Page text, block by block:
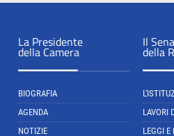
La Presidente
della Camera
BIOGRAFIA
AGENDA
NOTIZIE
Il
della
LAVORI
LEGGI E